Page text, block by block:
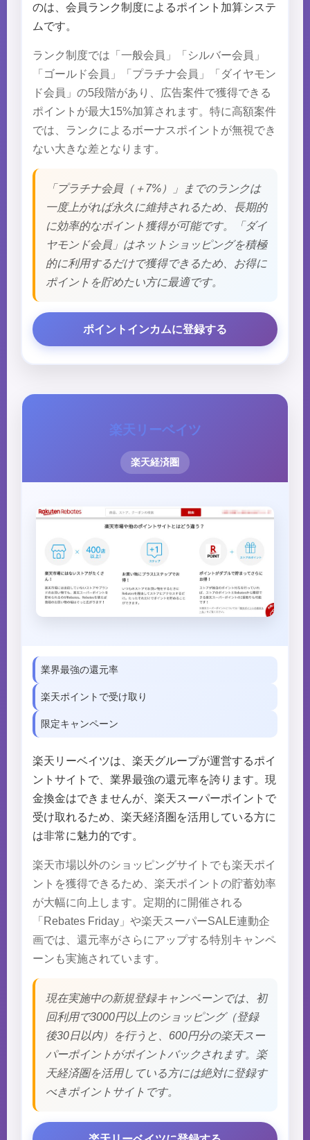
のは、会員ランク制度によるポイント加算システ
ムです。
ランク制度では「一般会員」「シルバー会員」
「ゴールド会員」「プラチナ会員」「ダイヤモン
ド会員」の5段階があり、広告案件で獲得できる
ポイントが最大15%加算されます。特に高額案件
では、ランクによるボーナスポイントが無視でき
ない大きな差となります。
「プラチナ会員（＋7%）」までのランクは
一度上がれば永久に維持されるため、長期的
に効率的なポイント獲得が可能です。「ダイ
ヤモンド会員」はネットショッピングを積極
的に利用するだけで獲得できるため、お得に
ポイントを貯めたい方に最適です。
ポイントインカムに登録する
楽天リーベイツ
楽天経済圏
業界最強の還元率
楽天ポイントで受け取り
限定キャンペーン
楽天リーベイツは、楽天グループが運営するポイ
ントサイトで、業界最強の還元率を誇ります。現
金換金はできませんが、楽天スーパーポイントで
受け取れるため、楽天経済圏を活用している方に
は非常に魅力的です。
楽天市場以外のショッピングサイトでも楽天ポイ
ントを獲得できるため、楽天ポイントの貯蓄効率
が大幅に向上します。定期的に開催される
「Rebates Friday」や楽天スーパーSALE連動企
画では、還元率がさらにアップする特別キャンペ
ーンも実施されています。
現在実施中の新規登録キャンペーンでは、初
回利用で3000円以上のショッピング（登録
後30日以内）を行うと、600円分の楽天スー
パーポイントがポイントバックされます。楽
天経済圏を活用している方には絶対に登録す
べきポイントサイトです。